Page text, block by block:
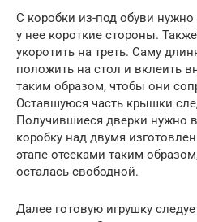
С коробки из-под обуви
у нее короткие стороны.
укоротить на треть. Саму
положить на стол и вклеить
таким образом, чтобы они
Оставшуюся часть крышки
Получившиеся дверки нужно
коробку над двумя
этапе отсеками таким
осталась свободной.
Далее готовую игрушку